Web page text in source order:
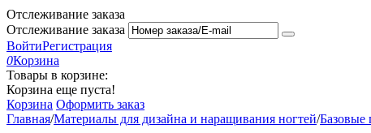
Отслеживание заказа
Отслеживание заказа
ВойтиРегистрация
0Корзина
Товары в корзине:
Корзина еще пуста!
Корзина Оформить заказ
Главная/Материалы для дизайна и наращивания ногтей/Базовые